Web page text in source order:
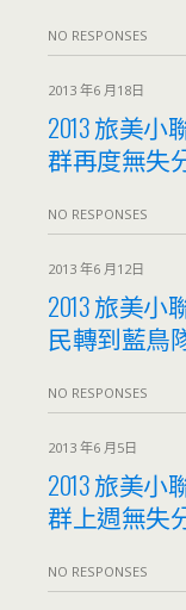
NO RESPONSES
2013 年6 月18日
2013 旅美小
群再度無失
NO RESPONSES
2013 年6 月12日
2013 旅美
民轉到藍鳥
NO RESPONSES
2013 年6 月5日
2013 旅美
群上週無失
NO RESPONSES